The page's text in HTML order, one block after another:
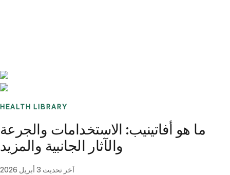
HEALTH LIBRARY
ما هو أفاتينيب: الاستخدامات والجرعة
والآثار الجانبية والمزيد
آخر تحديث 3 أبريل 2026